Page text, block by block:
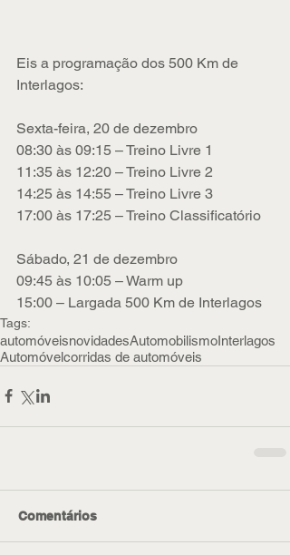
Eis a programação dos 500 Km de
Interlagos:
Sexta-feira, 20 de dezembro
08:30 às 09:15 – Treino Livre 1
11:35 às 12:20 – Treino Livre 2
14:25 às 14:55 – Treino Livre 3
17:00 às 17:25 – Treino Classificatório
Sábado, 21 de dezembro
09:45 às 10:05 – Warm up
15:00 – Largada 500 Km de Interlagos
Tags:
automóveisnovidadesAutomobilismoInterlagos
Automóvelcorridas de automóveis
Comentários